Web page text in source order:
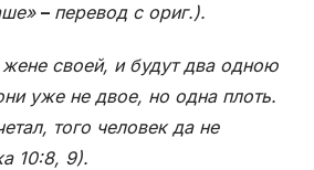
– перевод с ориг.).
своей, и будут два одною
уже не двое, но одна плоть.
того человек да не
10:8, 9).